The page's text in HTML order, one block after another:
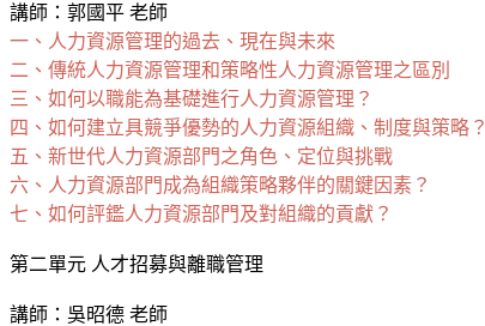
講師：郭國平 老師
一、人力資源管理的過去、現在與未來
二、傳統人力資源管理和策略性人力資源管理之區別
三、如何以職能為基礎進行人力資源管理？
四、如何建立具競爭優勢的人力資源組織、制度與策略？
五、新世代人力資源部門之角色、定位與挑戰
六、人力資源部門成為組織策略夥伴的關鍵因素？
七、如何評鑑人力資源部門及對組織的貢獻？
第二單元 人才招募與離職管理
講師：吳昭德 老師